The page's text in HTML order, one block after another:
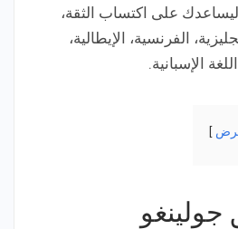
اليوم تطبيق Golingo ليساعدك على اكتساب الثقة،
الفرنسية، الإيطالية،
الإسبانية.